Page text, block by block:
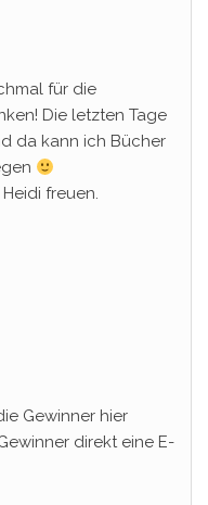
für die
Die letzten Tage
da kann ich Bücher
freuen.
Gewinner hier
direkt eine E-